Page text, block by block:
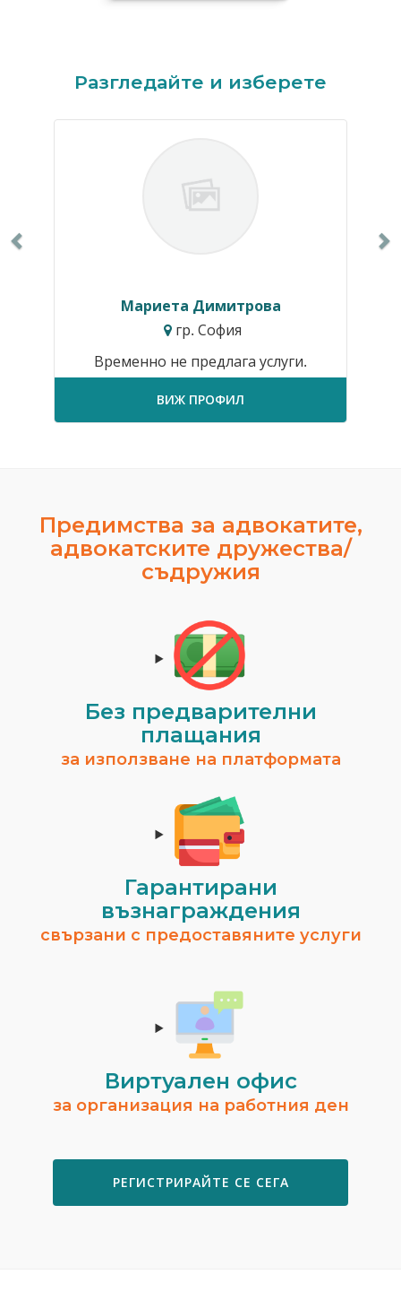
Разгледайте и изберете
Мариета Димитрова
гр. София
Временно не предлага услуги.
ВИЖ ПРОФИЛ
Предимства за адвокатите,
адвокатските дружества/
съдружия
Без предварителни
плащания
за използване на платформата
Гарантирани
възнаграждения
свързани с предоставяните услуги
Виртуален офис
за организация на работния ден
РЕГИСТРИРАЙТЕ СЕ СЕГА